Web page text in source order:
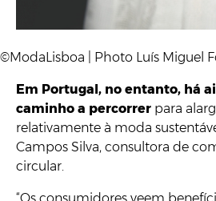
©ModaLisboa | Photo Luís Miguel
Em Portugal, no entanto, há
caminho a percorrer para
relativamente à moda
Campos Silva, consultora de
circular.